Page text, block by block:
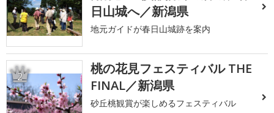
日山城へ／新潟県
地元ガイドが春日山城跡を案内
2
桃の花見フェスティバル THE
FINAL／新潟県
砂丘桃観賞が楽しめるフェスティバル